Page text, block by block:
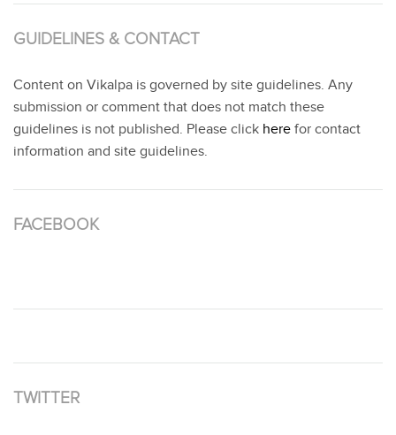
GUIDELINES & CONTACT
Content on Vikalpa is governed by site guidelines. Any
submission or comment that does not match these
guidelines is not published. Please click here for contact
information and site guidelines.
FACEBOOK
TWITTER